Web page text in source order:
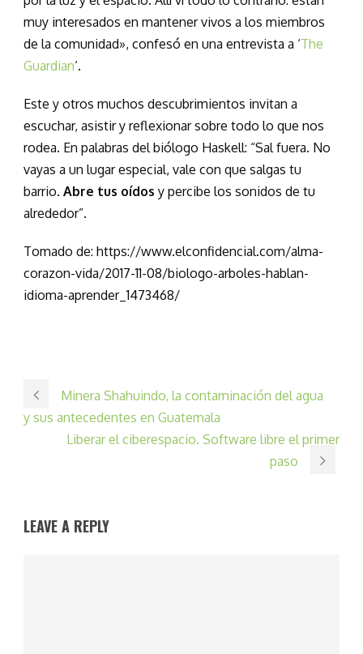
muy interesados en mantener vivos a los miembros
de la comunidad», confesó en una entrevista a ‘The
Guardian‘.
Este y otros muchos descubrimientos invitan a
escuchar, asistir y reflexionar sobre todo lo que nos
rodea. En palabras del biólogo Haskell: “Sal fuera. No
vayas a un lugar especial, vale con que salgas tu
barrio. Abre tus oídos y percibe los sonidos de tu
alrededor”.
Tomado de: https://www.elconfidencial.com/alma-
corazon-vida/2017-11-08/biologo-arboles-hablan-
idioma-aprender_1473468/
Minera Shahuindo, la contaminación del agua
y sus antecedentes en Guatemala
Liberar el ciberespacio. Software libre el primer
paso
LEAVE A REPLY